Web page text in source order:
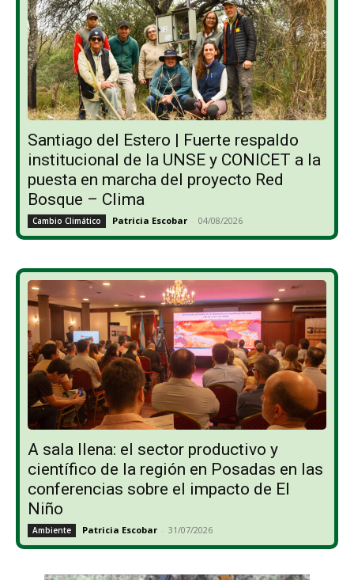
Santiago del Estero | Fuerte respaldo
institucional de la UNSE y CONICET a la
puesta en marcha del proyecto Red
Bosque – Clima
Cambio Climático Patricia Escobar - 04/08/2026
A sala llena: el sector productivo y
científico de la región en Posadas en las
conferencias sobre el impacto de El
Niño
Ambiente Patricia Escobar - 31/07/2026